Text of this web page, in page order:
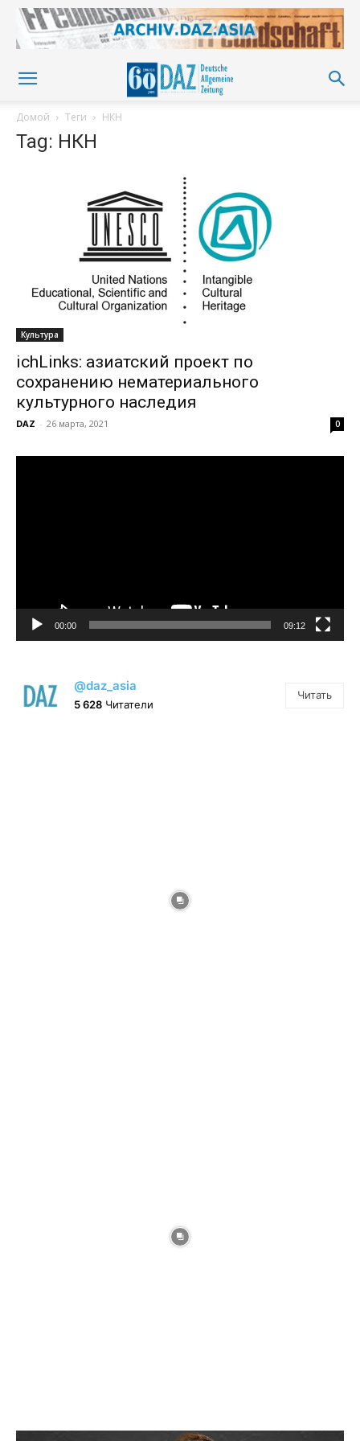
Домой Теги НКН
Tag: НКН
Культура
ichLinks: азиатский проект по
сохранению нематериального
культурного наследия
DAZ - 26 марта, 2021 0
00:00 09:12
@daz_asia
5 628 Читатели
Читать